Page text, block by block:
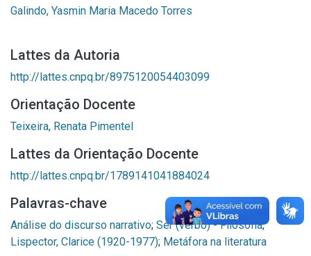
Galindo, Yasmin Maria Macedo Torres
Lattes da Autoria
http://lattes.cnpq.br/8975120054403099
Orientação Docente
Teixeira, Renata Pimentel
Lattes da Orientação Docente
http://lattes.cnpq.br/1789141041884024
Palavras-chave
Análise do discurso narrativo; Ser (verbo) - Filosofia;
Lispector, Clarice (1920-1977); Metáfora na literatura